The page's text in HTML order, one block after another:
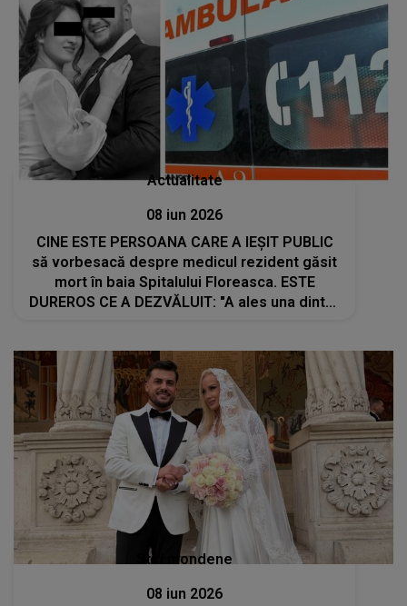
Actualitate
08 iun 2026
CINE ESTE PERSOANA CARE A IEȘIT PUBLIC
să vorbesacă despre medicul rezident găsit
mort în baia Spitalului Floreasca. ESTE
DUREROS CE A DEZVĂLUIT: "A ales una dintre
Stiri mondene
08 iun 2026